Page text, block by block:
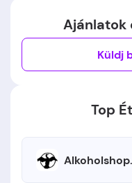
Ajánlatok
Küldj
Top